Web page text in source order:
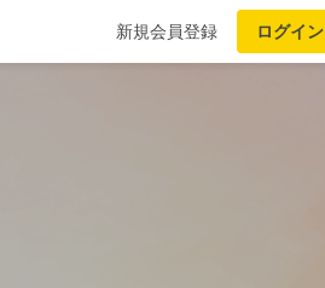
新規会員登録 ログイン